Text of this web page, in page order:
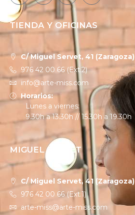
TIENDA Y OFICINAS
C/ Miguel Servet, 41 (Zaragoza)
976 42 00 66 (Ext.2)
info@arte-miss.com
Horarios:
Lunes a viernes:
9.30h a 13.30h // 15.30h a 19.30h
MIGUEL SERVET
C/ Miguel Servet, 41 (Zaragoza)
976 42 00 66 (Ext.1)
arte-miss@arte-miss.com